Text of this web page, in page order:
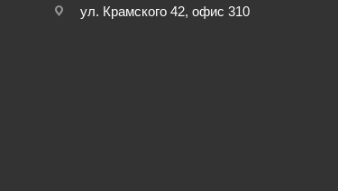
ул. Крамского 42, офис 310